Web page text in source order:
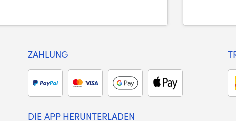
ZAHLUNG
DIE APP HERUNTERLADEN